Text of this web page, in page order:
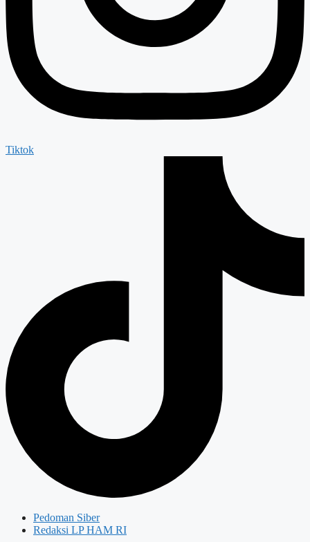
Tiktok
Pedoman Siber
Redaksi LP HAM RI